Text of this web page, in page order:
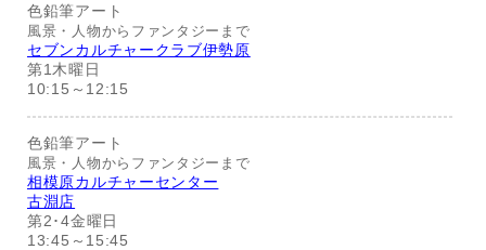
色鉛筆アート
風景・人物からファンタジーまで
セブンカルチャークラブ伊勢原
第1木曜日
10:15～12:15
色鉛筆アート
風景・人物からファンタジーまで
相模原カルチャーセンター
古淵店
第2･4金曜日
13:45～15:45